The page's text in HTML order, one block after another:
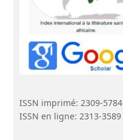
ISSN imprimé: 2309-5784
ISSN en ligne: 2313-3589